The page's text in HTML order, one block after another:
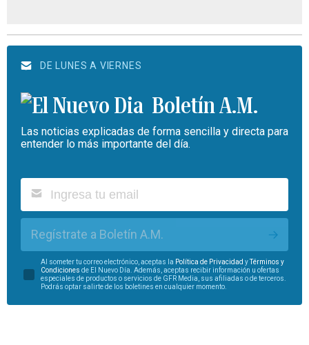
DE LUNES A VIERNES
Boletín A.M.
Las noticias explicadas de forma sencilla y directa para
entender lo más importante del día.
Regístrate a Boletín A.M.
Al someter tu correo electrónico, aceptas la Política de Privacidad yTérminos y
Condiciones de El Nuevo Día. Además, aceptas recibir información u ofertas
especiales de productos o servicios de GFR Media, sus afiliadas o de terceros.
Podrás optar salirte de los boletines en cualquier momento.